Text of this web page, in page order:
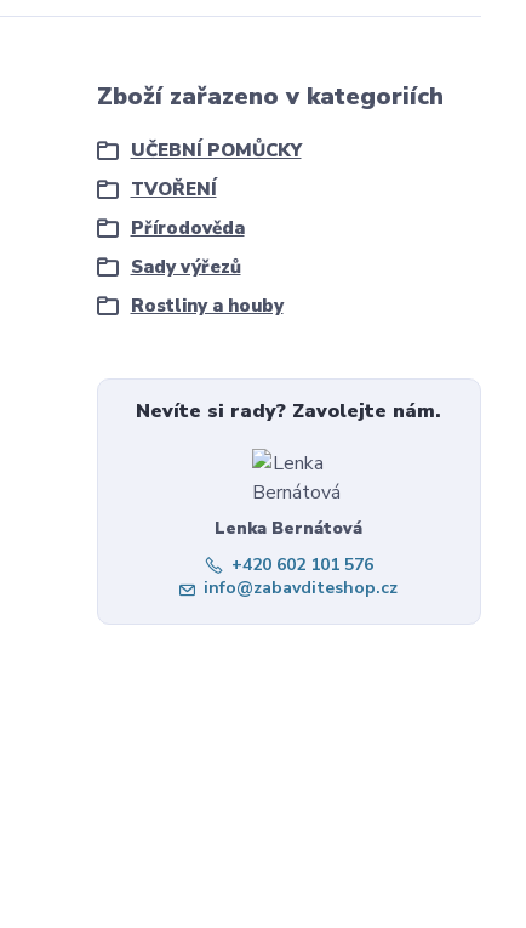
Zboží zařazeno v kategoriích
UČEBNÍ POMŮCKY
TVOŘENÍ
Přírodověda
Sady výřezů
Rostliny a houby
Nevíte si rady? Zavolejte nám.
Lenka Bernátová
+420 602 101 576
info@zabavditeshop.cz